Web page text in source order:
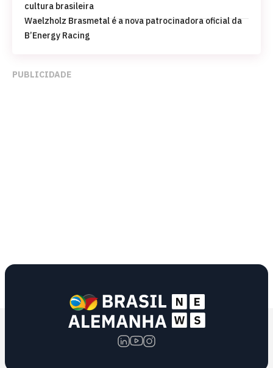
cultura brasileira
Waelzholz Brasmetal é a nova patrocinadora oficial da
B’Energy Racing
PUBLICIDADE